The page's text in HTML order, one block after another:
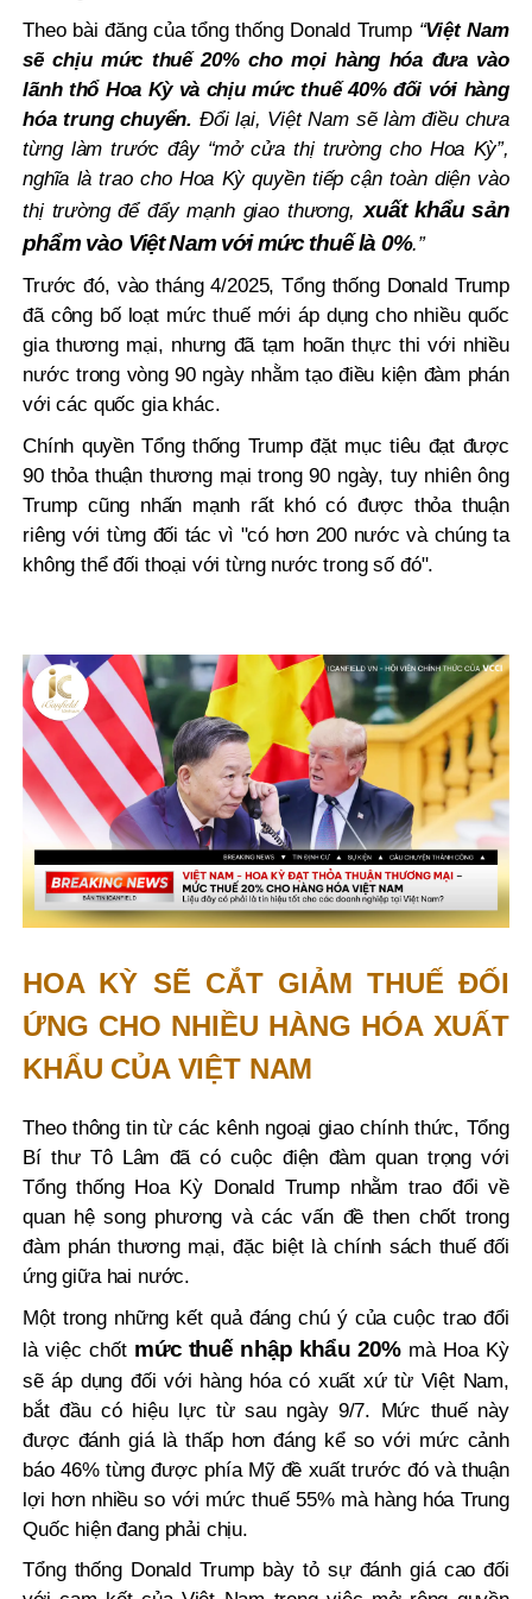
Theo bài đăng của tổng thống Donald Trump “Việt Nam
sẽ chịu mức thuế 20% cho mọi hàng hóa đưa vào
lãnh thổ Hoa Kỳ và chịu mức thuế 40% đối với hàng
hóa trung chuyển. Đổi lại, Việt Nam sẽ làm điều chưa
từng làm trước đây “mở cửa thị trường cho Hoa Kỳ”,
nghĩa là trao cho Hoa Kỳ quyền tiếp cận toàn diện vào
thị trường để đẩy mạnh giao thương, xuất khẩu sản
phẩm vào Việt Nam với mức thuế là 0%.”
Trước đó, vào tháng 4/2025, Tổng thống Donald Trump
đã công bố loạt mức thuế mới áp dụng cho nhiều quốc
gia thương mại, nhưng đã tạm hoãn thực thi với nhiều
nước trong vòng 90 ngày nhằm tạo điều kiện đàm phán
với các quốc gia khác.
Chính quyền Tổng thống Trump đặt mục tiêu đạt được
90 thỏa thuận thương mại trong 90 ngày, tuy nhiên ông
Trump cũng nhấn mạnh rất khó có được thỏa thuận
riêng với từng đối tác vì "có hơn 200 nước và chúng ta
không thể đối thoại với từng nước trong số đó".
HOA KỲ SẼ CẮT GIẢM THUẾ ĐỐI
ỨNG CHO NHIỀU HÀNG HÓA XUẤT
KHẨU CỦA VIỆT NAM
Theo thông tin từ các kênh ngoại giao chính thức, Tổng
Bí thư Tô Lâm đã có cuộc điện đàm quan trọng với
Tổng thống Hoa Kỳ Donald Trump nhằm trao đổi về
quan hệ song phương và các vấn đề then chốt trong
đàm phán thương mại, đặc biệt là chính sách thuế đối
ứng giữa hai nước.
Một trong những kết quả đáng chú ý của cuộc trao đổi
là việc chốt mức thuế nhập khẩu 20%mà Hoa Kỳ
sẽ áp dụng đối với hàng hóa có xuất xứ từ Việt Nam,
bắt đầu có hiệu lực từ sau ngày 9/7. Mức thuế này
được đánh giá là thấp hơn đáng kể so với mức cảnh
báo 46% từng được phía Mỹ đề xuất trước đó và thuận
lợi hơn nhiều so với mức thuế 55% mà hàng hóa Trung
Quốc hiện đang phải chịu.
Tổng thống Donald Trump bày tỏ sự đánh giá cao đối